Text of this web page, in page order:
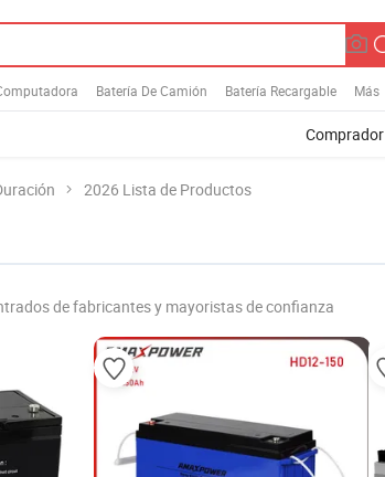
Batería De Camión Batería Recargable Más
Comprador
2026 Lista de Productos
de fabricantes y mayoristas de confianza